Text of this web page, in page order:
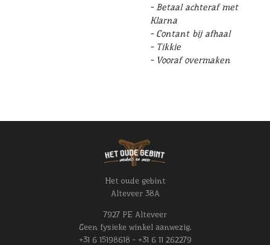
- Betaal achteraf met
Klarna
- Contant bij afhaal
- Tikkie
- Vooraf overmaken
Het oude gebint
Alteveer 38A
7927 PE Alteveer
Geen fysieke winkel aanwezig.
+31 6 15198618 - +31 6 11 262279